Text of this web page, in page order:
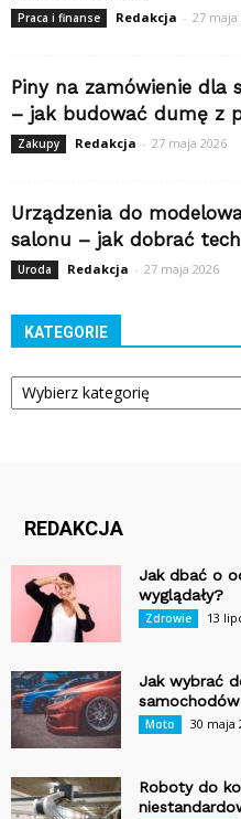
Praca i finanse Redakcja - 27 maja
Piny na zamówienie dla
– jak budować dumę z
Zakupy Redakcja - 27 maja 2026
Urządzenia do
salonu – jak dobrać
Uroda Redakcja - 27 maja 2026
KATEGORIE
Kategorie
REDAKCJA
Jak dbać o
wyglądały?
Zdrowie 13
Jak wybrać
Moto 30 maja
Roboty do